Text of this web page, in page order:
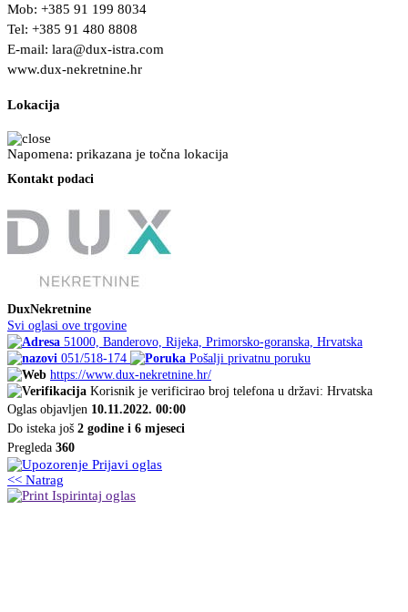
Mob: +385 91 199 8034
Tel: +385 91 480 8808
E-mail: lara@dux-istra.com
www.dux-nekretnine.hr
Lokacija
Napomena: prikazana je točna lokacija
Kontakt podaci
DuxNekretnine
Svi oglasi ove trgovine
51000, Banderovo, Rijeka, Primorsko-goranska, Hrvatska
051/518-174
Pošalji privatnu poruku
https://www.dux-nekretnine.hr/
Korisnik je verificirao broj telefona u državi: Hrvatska
Oglas objavljen 10.11.2022. 00:00
Do isteka još 2 godine i 6 mjeseci
Pregleda 360
Prijavi oglas
<< Natrag
Ispirintaj oglas